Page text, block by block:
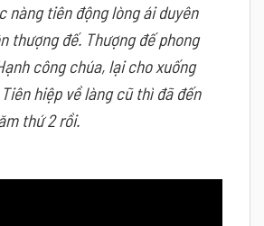
nàng tiên động lòng ái duyên
thượng đế. Thượng đế phong
công chúa, lại cho xuống
Tiên hiệp về làng cũ thì đã đến
thứ 2 rồi.